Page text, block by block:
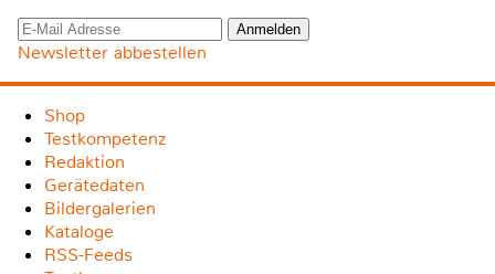
Newsletter abbestellen
Shop
Testkompetenz
Redaktion
Gerätedaten
Bildergalerien
Kataloge
RSS-Feeds